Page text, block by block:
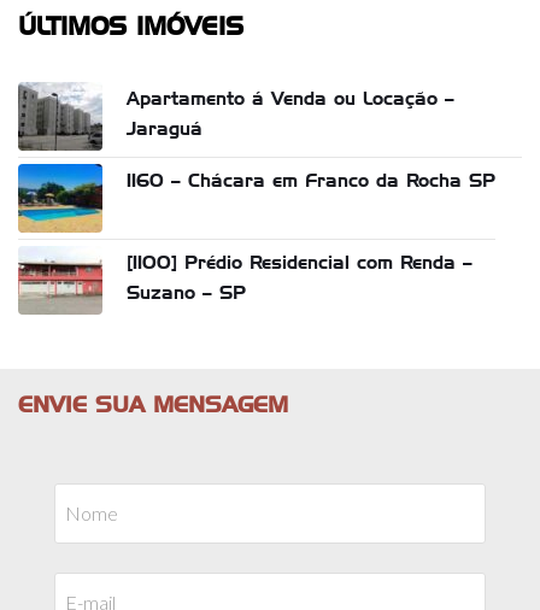
ÚLTIMOS IMÓVEIS
Apartamento á Venda ou Locação –
Jaraguá
1160 – Chácara em Franco da Rocha SP
[1100] Prédio Residencial com Renda –
Suzano – SP
ENVIE SUA MENSAGEM